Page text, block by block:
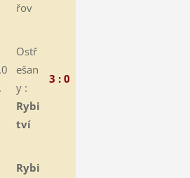
řov
Ostř
ešan
y :
Rybi
tví
3 : 0
Rybi